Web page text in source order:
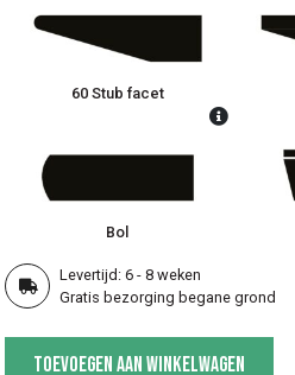
60 Stub facet
Bol
Levertijd: 6 - 8 weken
Gratis bezorging begane grond
Toevoegen aan winkelwagen